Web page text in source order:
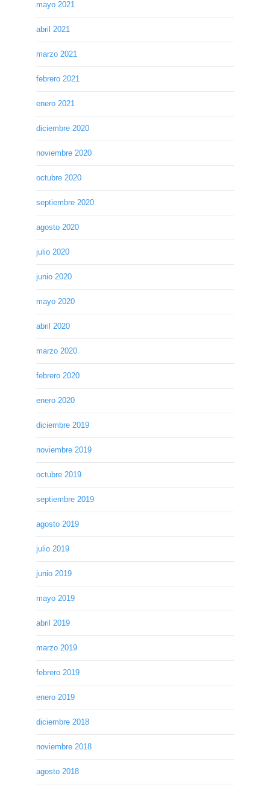
mayo 2021
abril 2021
marzo 2021
febrero 2021
enero 2021
diciembre 2020
noviembre 2020
octubre 2020
septiembre 2020
agosto 2020
julio 2020
junio 2020
mayo 2020
abril 2020
marzo 2020
febrero 2020
enero 2020
diciembre 2019
noviembre 2019
octubre 2019
septiembre 2019
agosto 2019
julio 2019
junio 2019
mayo 2019
abril 2019
marzo 2019
febrero 2019
enero 2019
diciembre 2018
noviembre 2018
agosto 2018